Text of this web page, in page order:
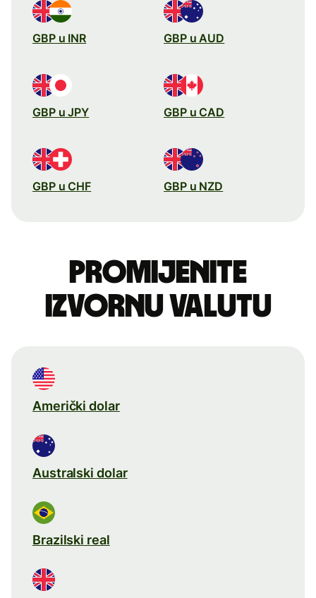
GBP u INR GBP u AUD
GBP u JPY GBP u CAD
GBP u CHF GBP u NZD
Promijenite
izvornu valutu
Američki dolar
Australski dolar
Brazilski real